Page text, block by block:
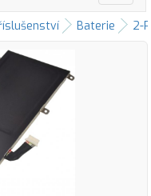
Baterie 2-